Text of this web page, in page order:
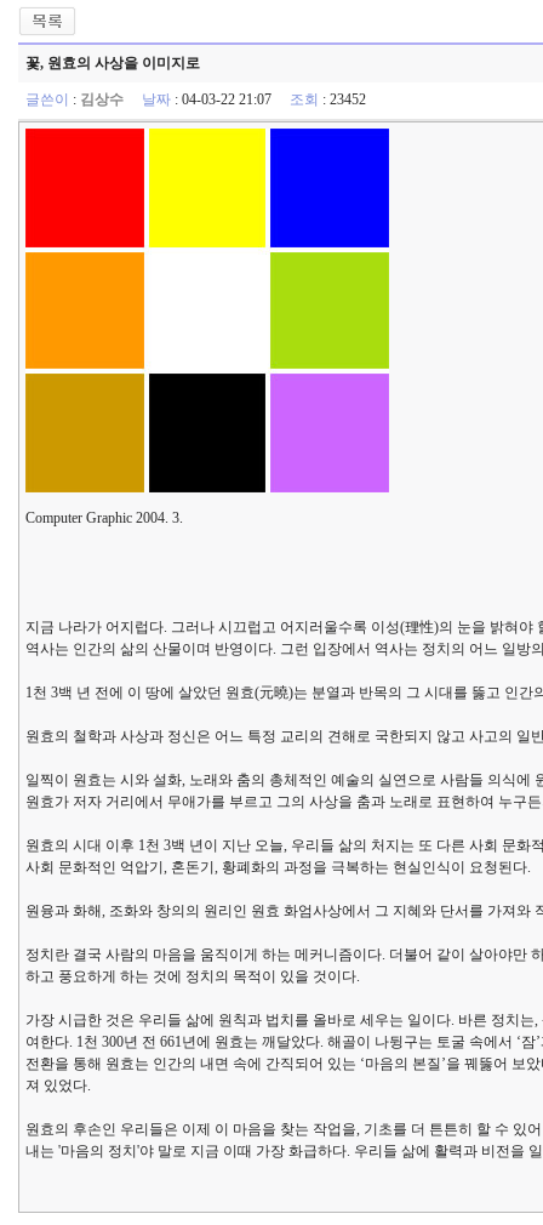
꽃, 원효의 사상을 이미지로
글쓴이 : 김상수 날짜 : 04-03-22 21:07 조회 : 23452
Computer Graphic 2004. 3.
지금 나라가 어지럽다. 그러나 시끄럽고 어지러울수록 이성(理性)의 눈을 밝혀야
역사는 인간의 삶의 산물이며 반영이다. 그런 입장에서 역사는 정치의 어느 일방
1천 3백 년 전에 이 땅에 살았던 원효(元曉)는 분열과 반목의 그 시대를 뚫고 인
원효의 철학과 사상과 정신은 어느 특정 교리의 견해로 국한되지 않고 사고의 일
일찍이 원효는 시와 설화, 노래와 춤의 총체적인 예술의 실연으로 사람들 의식에
원효가 저자 거리에서 무애가를 부르고 그의 사상을 춤과 노래로 표현하여 누구
원효의 시대 이후 1천 3백 년이 지난 오늘, 우리들 삶의 처지는 또 다른 사회 문
사회 문화적인 억압기, 혼돈기, 황폐화의 과정을 극복하는 현실인식이 요청된다.
원융과 화해, 조화와 창의의 원리인 원효 화엄사상에서 그 지혜와 단서를 가져
정치란 결국 사람의 마음을 움직이게 하는 메커니즘이다. 더불어 같이 살아야만
하고 풍요하게 하는 것에 정치의 목적이 있을 것이다.
가장 시급한 것은 우리들 삶에 원칙과 법치를 올바로 세우는 일이다. 바른 정치
여한다. 1천 300년 전 661년에 원효는 깨달았다. 해골이 나뒹구는 토굴 속에서 ‘
전환을 통해 원효는 인간의 내면 속에 간직되어 있는 ‘마음의 본질’을 꿰뚫어 보
져 있었다.
원효의 후손인 우리들은 이제 이 마음을 찾는 작업을, 기초를 더 튼튼히 할 수 있
내는 '마음의 정치'야 말로 지금 이때 가장 화급하다. 우리들 삶에 활력과 비전을